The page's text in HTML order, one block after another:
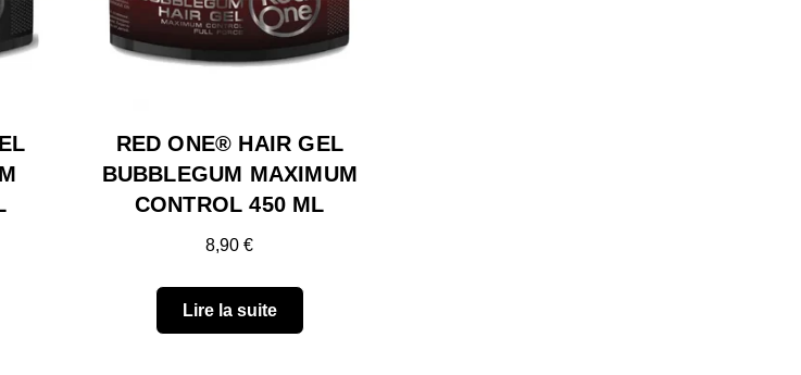
RED ONE® HAIR GEL
BUBBLEGUM MAXIMUM
CONTROL 450 ML
8,90€
Lire la suite